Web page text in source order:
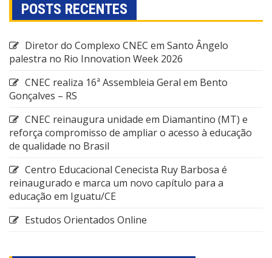
POSTS RECENTES
Diretor do Complexo CNEC em Santo Ângelo
palestra no Rio Innovation Week 2026
CNEC realiza 16ª Assembleia Geral em Bento
Gonçalves – RS
CNEC reinaugura unidade em Diamantino (MT) e
reforça compromisso de ampliar o acesso à educação
de qualidade no Brasil
Centro Educacional Cenecista Ruy Barbosa é
reinaugurado e marca um novo capítulo para a
educação em Iguatu/CE
Estudos Orientados Online